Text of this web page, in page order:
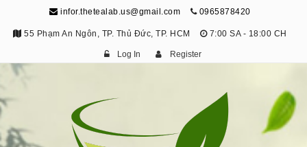
infor.thetealab.us@gmail.com 0965878420
55 Phạm An Ngôn, TP. Thủ Đức, TP. HCM 7:00 SA - 18:00 CH
Log In Register